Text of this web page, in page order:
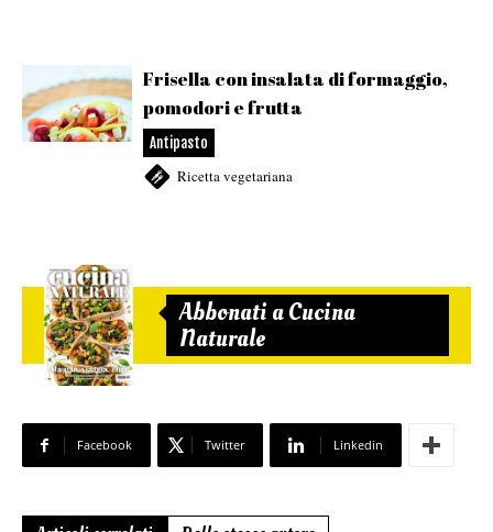
Frisella con insalata di formaggio,
pomodori e frutta
Antipasto
Ricetta vegetariana
Abbonati a Cucina
Naturale
Facebook Twitter Linkedin